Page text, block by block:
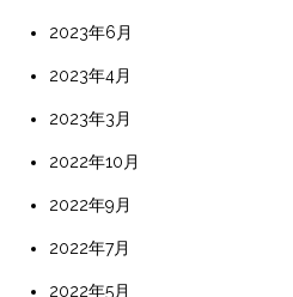
2023年6月
2023年4月
2023年3月
2022年10月
2022年9月
2022年7月
2022年5月